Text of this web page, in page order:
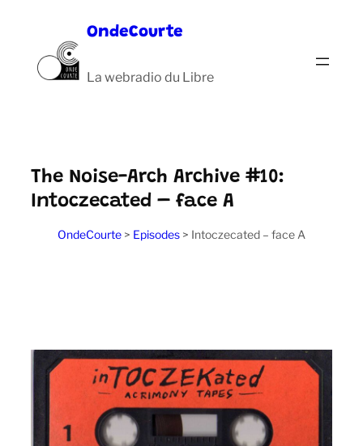
contenu
OndeCourte
La webradio du Libre
The Noise-Arch Archive #10:
Intoczecated – face A
OndeCourte > Episodes > Intoczecated – face A